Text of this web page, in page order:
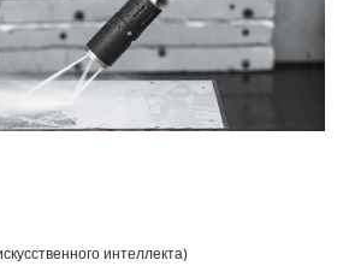
интеллекта)